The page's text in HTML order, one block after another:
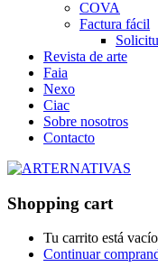
COVA
Factura fácil
Revista de arte
Faia
Nexo
Ciac
Sobre nosotros
Contacto
Shopping cart
Tu carrito está
Continuar